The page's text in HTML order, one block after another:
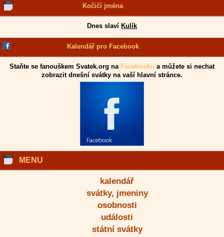
Kočičí jména
Dnes slaví Kulík
Kalendář pro Facebook
Staňte se fanouškem Svatek.org na Facebooku a můžete si nechat
zobrazit dnešní svátky na vaší hlavní stránce.
MENU
kalendář
svátky, jmeniny
osobnosti
události
státní svátky